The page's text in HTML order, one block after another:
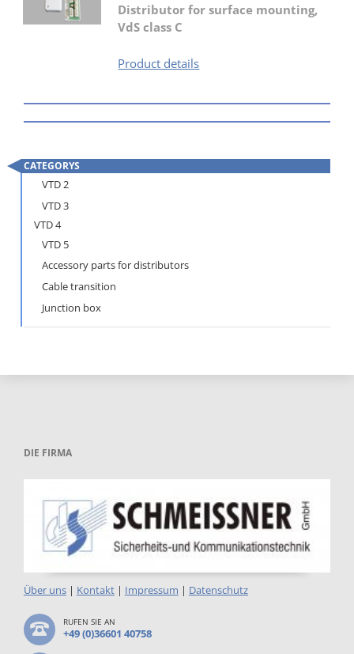
Distributor for surface mounting,
VdS class C
Product detailsVTD
CATEGORYS
Skip
navigation
VTD 2
VTD 3
VTD 4
VTD 5
Accessory parts for distributors
Cable transition
Junction box
DIE FIRMA
Über uns| Kontakt| Impressum | Datenschutz
RUFEN SIE AN
+49 (0)36601 40758